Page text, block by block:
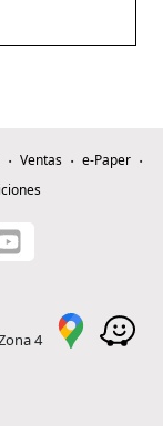
Ventas
e-Paper
4